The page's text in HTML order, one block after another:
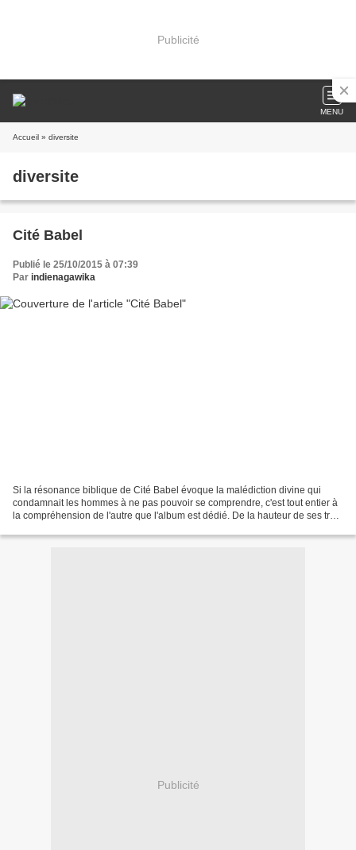
Publicité
MENU
Accueil » diversite
diversite
Cité Babel
Publié le 25/10/2015 à 07:39
Par indienagawika
Si la résonance biblique de Cité Babel évoque la malédiction divine qui
condamnait les hommes à ne pas pouvoir se comprendre, c'est tout entier à
la compréhension de l'autre que l'album est dédié. De la hauteur de ses trois
Publicité